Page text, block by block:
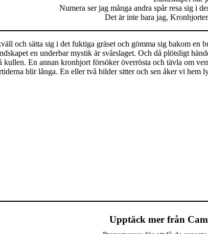
Numera ser jag många andra spår resa sig i
Det är inte bara jag,
och sätta sig i det fuktiga gräset och gömma sig bakom
en underbar mystik är svårslaget. Och då plötsligt
En annan kronhjort försöker överrösta och tävla om
blir långa. En eller två bilder sitter och sen åker vi hem
Upptäck mer från